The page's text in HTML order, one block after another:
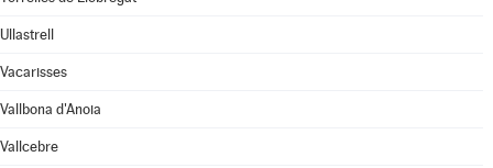
Ullastrell
Vacarisses
Vallbona d'Anoia
Vallcebre